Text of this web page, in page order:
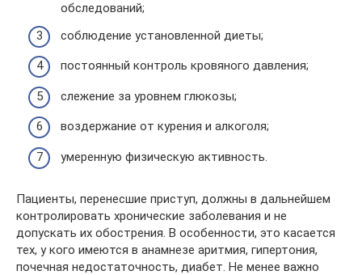
обследований;
соблюдение установленной диеты;
постоянный контроль кровяного давления;
слежение за уровнем глюкозы;
воздержание от курения и алкоголя;
умеренную физическую активность.
Пациенты, перенесшие приступ, должны в дальнейшем
контролировать хронические заболевания и не
допускать их обострения. В особенности, это касается
тех, у кого имеются в анамнезе аритмия, гипертония,
почечная недостаточность, диабет. Не менее важно